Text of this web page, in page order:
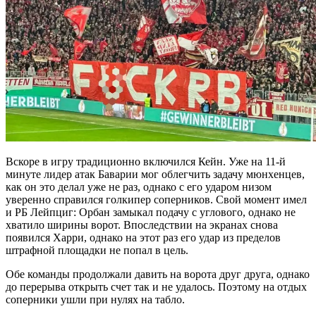
Вскоре в игру традиционно включился Кейн. Уже на 11-й
минуте лидер атак Баварии мог облегчить задачу мюнхенцев,
как он это делал уже не раз, однако с его ударом низом
уверенно справился голкипер соперников. Свой момент имел
и РБ Лейпциг: Орбан замыкал подачу с углового, однако не
хватило ширины ворот. Впоследствии на экранах снова
появился Харри, однако на этот раз его удар из пределов
штрафной площадки не попал в цель.
Обе команды продолжали давить на ворота друг друга, однако
до перерыва открыть счет так и не удалось. Поэтому на отдых
соперники ушли при нулях на табло.